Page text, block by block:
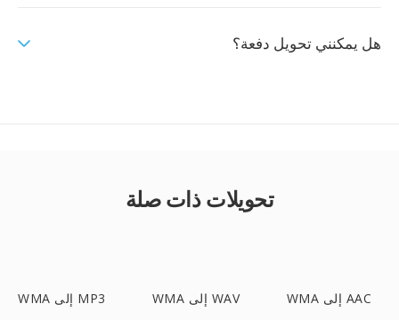
هل يمكنني تحويل دفعة؟
تحويلات ذات صلة
WMA إلى MP3 WMA إلى WAV WMA إلى AAC